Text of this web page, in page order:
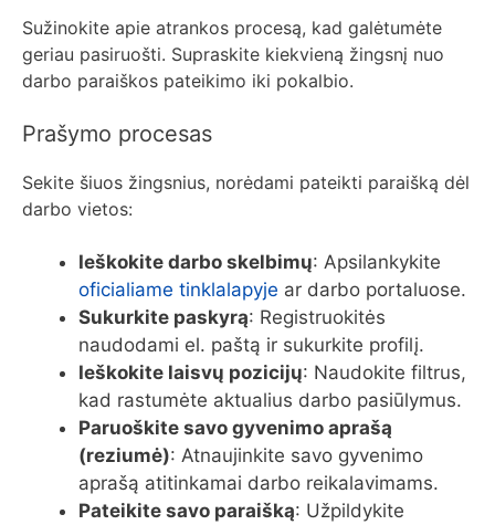
Sužinokite apie atrankos procesą, kad galėtumėte
geriau pasiruošti. Supraskite kiekvieną žingsnį nuo
darbo paraiškos pateikimo iki pokalbio.
Prašymo procesas
Sekite šiuos žingsnius, norėdami pateikti paraišką dėl
darbo vietos:
Ieškokite darbo skelbimų: Apsilankykite
oficialiame tinklalapyje ar darbo portaluose.
Sukurkite paskyrą: Registruokitės
naudodami el. paštą ir sukurkite profilį.
Ieškokite laisvų pozicijų: Naudokite filtrus,
kad rastumėte aktualius darbo pasiūlymus.
Paruoškite savo gyvenimo aprašą
(reziumė): Atnaujinkite savo gyvenimo
aprašą atitinkamai darbo reikalavimams.
Pateikite savo paraišką: Užpildykite